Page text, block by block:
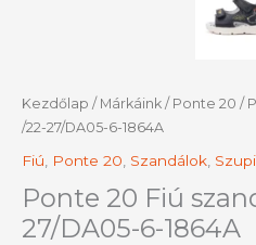
Kezdőlap / Márkáink / Ponte 20 /
/22-27/DA05-6-1864A
Fiú Ponte 20 Szandálok
Ponte 20 Fiú
27/DA05-6-1864A